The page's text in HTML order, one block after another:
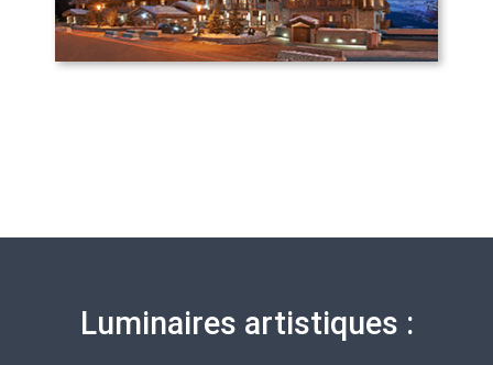
Luminaires artistiques :